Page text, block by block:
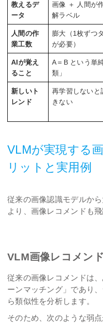
教えるデ
ータ
画像 ＋ 人間が
解ラベル
人間の作
業工数
膨大（1枚ずつ
が必要）
AIが覚え
ること
A＝B という単
類」
新しいト
レンド
再学習しないと
きない
VLMが実現する
リットと実用例
従来の画像認識モデルか
より、画像レコメンドも
VLM画像レコメン
従来の画像レコメンドは
ーンマッチング」であり
ら類似性を分析します。
そのため、次のような弱点